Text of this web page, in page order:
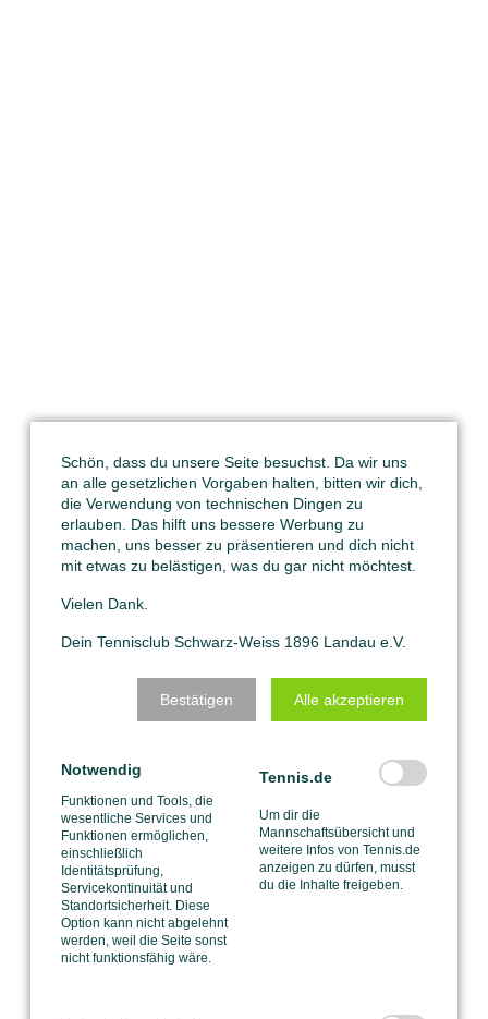
Schön, dass du unsere Seite besuchst. Da wir uns
an alle gesetzlichen Vorgaben halten, bitten wir dich,
die Verwendung von technischen Dingen zu
erlauben. Das hilft uns bessere Werbung zu
machen, uns besser zu präsentieren und dich nicht
mit etwas zu belästigen, was du gar nicht möchtest.
Vielen Dank.
Dein Tennisclub Schwarz-Weiss 1896 Landau e.V.
Bestätigen Alle akzeptieren
Notwendig
Funktionen und Tools, die
wesentliche Services und
Funktionen ermöglichen,
einschließlich
Identitätsprüfung,
Servicekontinuität und
Standortsicherheit. Diese
Option kann nicht abgelehnt
werden, weil die Seite sonst
nicht funktionsfähig wäre.
Tennis.de
Um dir die
Mannschaftsübersicht und
weitere Infos von Tennis.de
anzeigen zu dürfen, musst
du die Inhalte freigeben.